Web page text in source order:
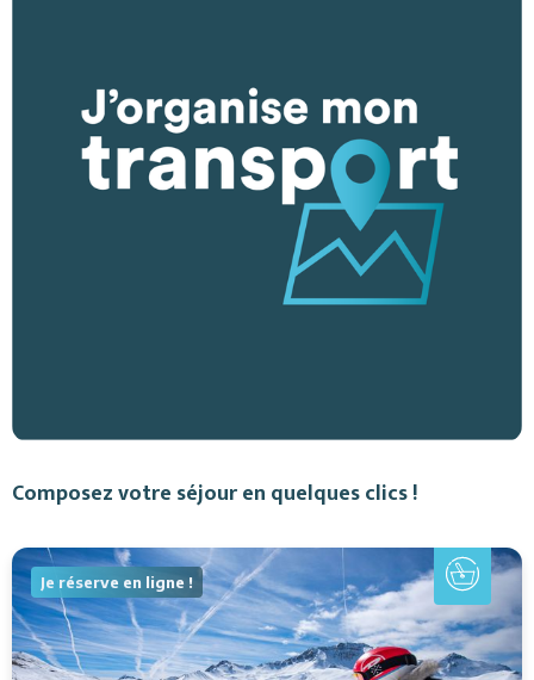
Composez votre séjour en quelques clics !
Je réserve en ligne !